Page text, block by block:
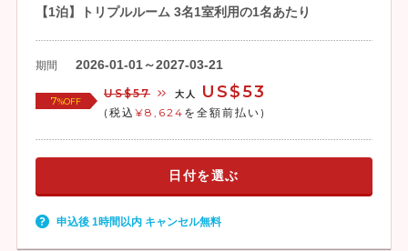
【1泊】トリプルルーム 3名1室利用の1名あたり
期間 2026-01-01～2027-03-21
7%OFF
US$57 大人 US$53
(税込 ¥8,624 を全額前払い)
日付を選ぶ
申込後 1時間以内 キャンセル無料